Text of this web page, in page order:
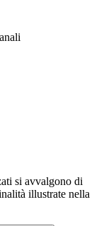
si avvalgono di
illustrate nella